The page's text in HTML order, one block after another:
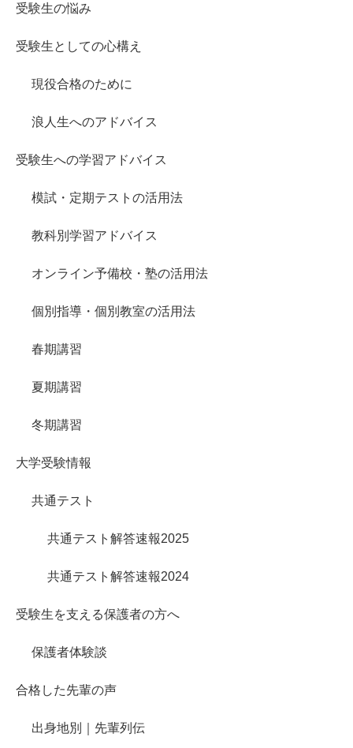
受験生の悩み
受験生としての心構え
現役合格のために
浪人生へのアドバイス
受験生への学習アドバイス
模試・定期テストの活用法
教科別学習アドバイス
オンライン予備校・塾の活用法
個別指導・個別教室の活用法
春期講習
夏期講習
冬期講習
大学受験情報
共通テスト
共通テスト解答速報2025
共通テスト解答速報2024
受験生を支える保護者の方へ
保護者体験談
合格した先輩の声
出身地別｜先輩列伝